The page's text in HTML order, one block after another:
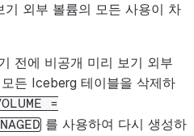
기 외부 볼륨의 모든 사용이 차
전에 비공개 미리 보기 외부
든 Iceberg 테이블을 삭제하
=
를 사용하여 다시 생성하